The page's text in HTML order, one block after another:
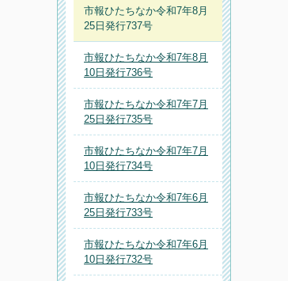
市報ひたちなか令和7年8月
25日発行737号
市報ひたちなか令和7年8月
10日発行736号
市報ひたちなか令和7年7月
25日発行735号
市報ひたちなか令和7年7月
10日発行734号
市報ひたちなか令和7年6月
25日発行733号
市報ひたちなか令和7年6月
10日発行732号